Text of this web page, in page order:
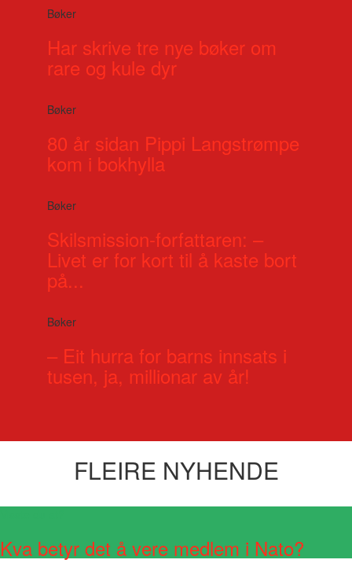
Bøker
Har skrive tre nye bøker om
rare og kule dyr
Bøker
80 år sidan Pippi Langstrømpe
kom i bokhylla
Bøker
Skilsmission-forfattaren: –
Livet er for kort til å kaste bort
på...
Bøker
– Eit hurra for barns innsats i
tusen, ja, millionar av år!
FLEIRE NYHENDE
Kva betyr det å vere medlem i Nato?